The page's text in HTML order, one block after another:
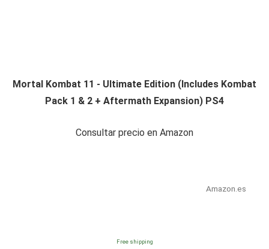
Mortal Kombat 11 - Ultimate Edition (Includes Kombat
Pack 1 & 2 + Aftermath Expansion) PS4
Consultar precio en Amazon
Amazon.es
Free shipping